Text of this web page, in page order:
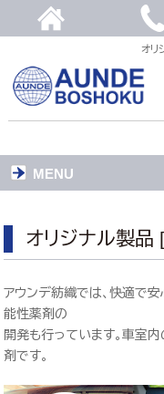
オリ
MENU
オリジナル製品
アウンデ紡織では、快適で
能性薬剤の
開発も行っています。車室
剤です。